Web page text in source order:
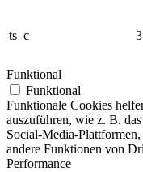
ts_c
Funktional
Funktional
Funktionale Cookies
auszuführen, wie z. B.
Social-Media-
andere Funktionen von
Performance